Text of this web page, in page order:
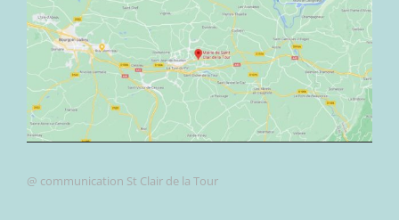
@ communication St Clair de la Tour